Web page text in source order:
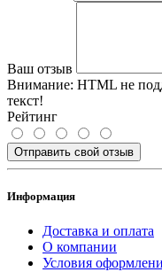
Ваш отзыв
Внимание: HTML не
текст!
Рейтинг
Отправить свой отзыв
Информация
Доставка и оплата
О компании
Условия